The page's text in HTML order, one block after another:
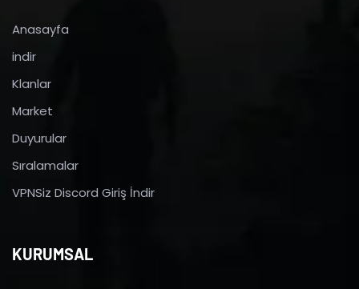
Anasayfa
indir
Klanlar
Market
Duyurular
Sıralamalar
VPNSiz Discord Giriş İndir
KURUMSAL